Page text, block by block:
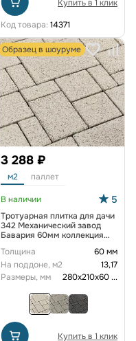
Купить в 1 клик
Код товара: 14371
Образец в шоуруме
3 288 ₽
м2 паллет
В наличии 5
Тротуарная плитка для дачи
342 Механический завод
Бавария 60мм коллекция
Толщина
60 мм
На поддоне, м2
13,17
Размеры, мм
280х210х60...
Купить в 1 клик